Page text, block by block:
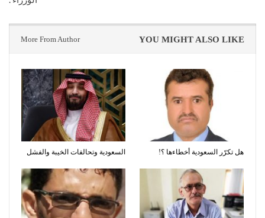
YOU MIGHT ALSO LIKE
More From Author
هل تكرّر السعودية أخطاءها ؟! السعودية وتحالفات الخيبة والفشل